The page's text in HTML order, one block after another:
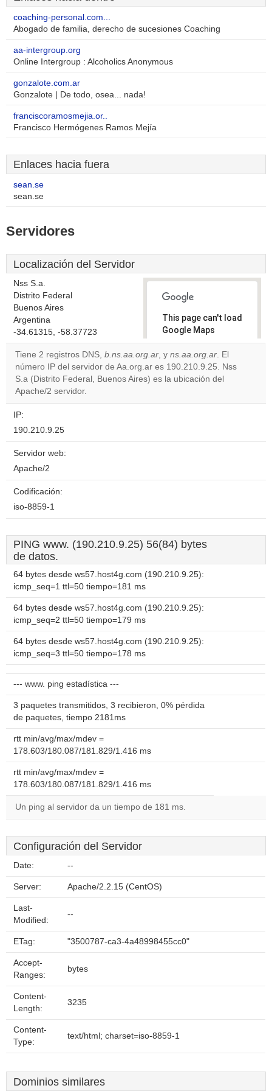
coaching-personal.com...
Abogado de familia, derecho de sucesiones Coaching
aa-intergroup.org
Online Intergroup : Alcoholics Anonymous
gonzalote.com.ar
Gonzalote | De todo, osea... nada!
franciscoramosmejia.or..
Francisco Hermógenes Ramos Mejía
Enlaces hacia fuera
sean.se
sean.se
Servidores
Localización del Servidor
Nss S.a.
Distrito Federal
Buenos Aires
Argentina
-34.61315, -58.37723
This page can't load
Google Maps
correctly.
Do you
own this
Tiene 2 registros DNS, b.ns.aa.org.ar, y ns.aa.org.ar. El
número IP del servidor de Aa.org.ar es 190.210.9.25. Nss
S.a (Distrito Federal, Buenos Aires) es la ubicación del
Apache/2 servidor.
IP:
190.210.9.25
Servidor web:
Apache/2
Codificación:
iso-8859-1
PING www. (190.210.9.25) 56(84) bytes
de datos.
64 bytes desde ws57.host4g.com (190.210.9.25):
icmp_seq=1 ttl=50 tiempo=181 ms
64 bytes desde ws57.host4g.com (190.210.9.25):
icmp_seq=2 ttl=50 tiempo=179 ms
64 bytes desde ws57.host4g.com (190.210.9.25):
icmp_seq=3 ttl=50 tiempo=178 ms
--- www. ping estadística ---
3 paquetes transmitidos, 3 recibieron, 0% pérdida
de paquetes, tiempo 2181ms
rtt min/avg/max/mdev =
178.603/180.087/181.829/1.416 ms
rtt min/avg/max/mdev =
178.603/180.087/181.829/1.416 ms
Un ping al servidor da un tiempo de 181 ms.
Configuración del Servidor
Date: --
Server: Apache/2.2.15 (CentOS)
Last-
Modified:
--
ETag: "3500787-ca3-4a48998455cc0"
Accept-
Ranges:
bytes
Content-
Length:
3235
Content-
Type:
text/html; charset=iso-8859-1
Dominios similares